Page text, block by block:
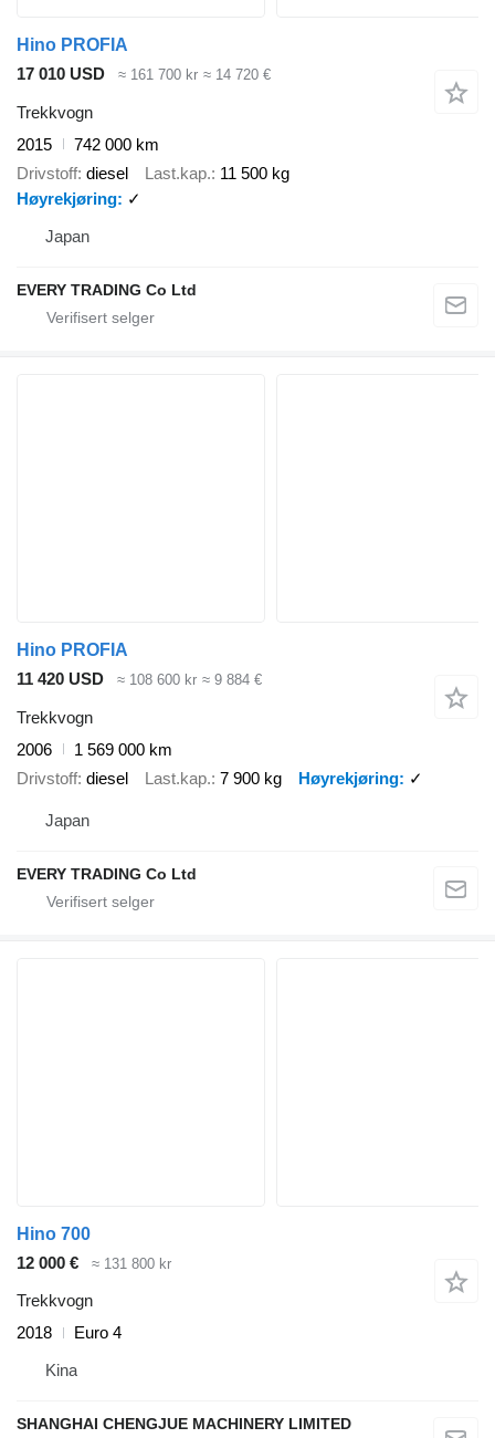
Hino PROFIA
17 010 USD
≈ 161 700 kr ≈ 14 720 €
Trekkvogn
2015
742 000 km
Drivstoff diesel Last.kap. 11 500 kg
Høyrekjøring
✓
Japan
EVERY TRADING Co Ltd
Hino PROFIA
11 420 USD
≈ 108 600 kr ≈ 9 884 €
Trekkvogn
2006
1 569 000 km
Drivstoff diesel Last.kap. 7 900 kg Høyrekjøring ✓
Japan
EVERY TRADING Co Ltd
Hino 700
12 000 €
≈ 131 800 kr
Trekkvogn
2018
Euro 4
Kina
SHANGHAI CHENGJUE MACHINERY LIMITED